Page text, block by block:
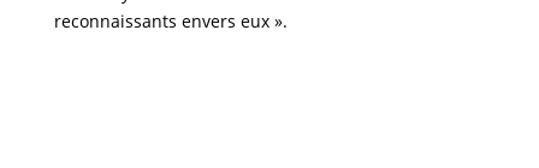
reconnaissants envers eux ».